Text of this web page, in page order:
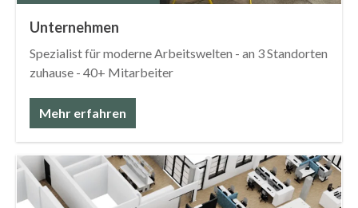
Unternehmen
Spezialist für moderne Arbeitswelten - an 3 Standorten
zuhause - 40+ Mitarbeiter
Mehr erfahren